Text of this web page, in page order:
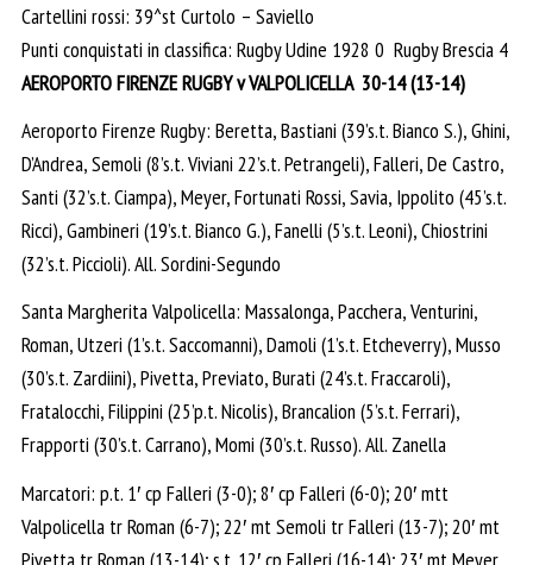
Cartellini rossi: 39^st Curtolo – Saviello
Punti conquistati in classifica: Rugby Udine 1928 0 Rugby Brescia 4
AEROPORTO FIRENZE RUGBY v VALPOLICELLA 30-14 (13-14)
Aeroporto Firenze Rugby: Beretta, Bastiani (39’s.t. Bianco S.), Ghini,
D’Andrea, Semoli (8’s.t. Viviani 22’s.t. Petrangeli), Falleri, De Castro,
Santi (32’s.t. Ciampa), Meyer, Fortunati Rossi, Savia, Ippolito (45’s.t.
Ricci), Gambineri (19’s.t. Bianco G.), Fanelli (5’s.t. Leoni), Chiostrini
(32’s.t. Piccioli). All. Sordini-Segundo
Santa Margherita Valpolicella: Massalonga, Pacchera, Venturini,
Roman, Utzeri (1’s.t. Saccomanni), Damoli (1’s.t. Etcheverry), Musso
(30’s.t. Zardiini), Pivetta, Previato, Burati (24’s.t. Fraccaroli),
Fratalocchi, Filippini (25’p.t. Nicolis), Brancalion (5’s.t. Ferrari),
Frapporti (30’s.t. Carrano), Momi (30’s.t. Russo). All. Zanella
Marcatori: p.t. 1′ cp Falleri (3-0); 8′ cp Falleri (6-0); 20′ mtt
Valpolicella tr Roman (6-7); 22′ mt Semoli tr Falleri (13-7); 20′ mt
Pivetta tr Roman (13-14); s.t. 12′ cp Falleri (16-14); 23′ mt Meyer